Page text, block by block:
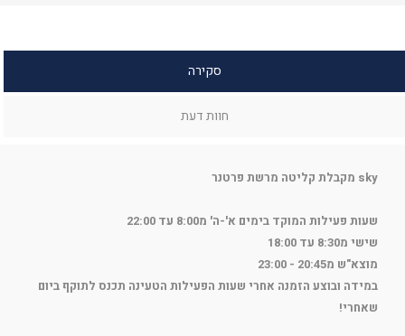
סקירה
חוות דעת
sky מקבלת קליטה מרשת פרטנר
שעות פעילות המוקד בימים א'-ה' מ8:00 עד 22:00
שישי מ8:30 עד 18:00
מוצא"ש מ20:45 - 23:00
במידה ובוצע הזמנה אחרי שעות הפעילות הטעינה תכנס לתוקף ביום
שאחרי!